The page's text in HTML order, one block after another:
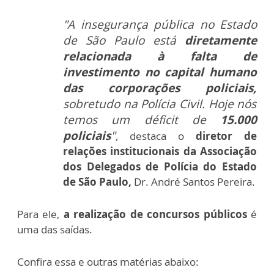
"A insegurança pública no Estado
de São Paulo está diretamente
relacionada à falta de
investimento no capital humano
das corporações policiais,
sobretudo na Polícia Civil. Hoje nós
temos um déficit de
15.000
policiais", destaca o diretor de
relações institucionais da Associação
dos Delegados de Polícia do Estado
de São Paulo, Dr. André Santos Pereira.
Para ele, a realização de concursos públicosé
uma das saídas.
Confira essa e outras matérias abaixo: